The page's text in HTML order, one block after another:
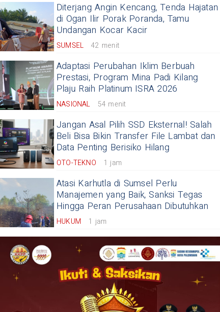
Diterjang Angin Kencang, Tenda Hajatan
di Ogan Ilir Porak Poranda, Tamu
Undangan Kocar Kacir
SUMSEL 42 menit
Adaptasi Perubahan Iklim Berbuah
Prestasi, Program Mina Padi Kilang
Plaju Raih Platinum ISRA 2026
NASIONAL 54 menit
Jangan Asal Pilih SSD Eksternal! Salah
Beli Bisa Bikin Transfer File Lambat dan
Data Penting Berisiko Hilang
OTO-TEKNO 1 jam
Atasi Karhutla di Sumsel Perlu
Manajemen yang Baik, Sanksi Tegas
Hingga Peran Perusahaan Dibutuhkan
HUKUM 1 jam